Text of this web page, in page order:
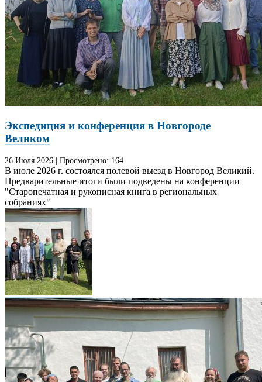
Экспедиция и конференция в Новгороде
Великом
26 Июля 2026 | Просмотрено: 164
В июле 2026 г. состоялся полевой выезд в Новгород Великий.
Предварительные итоги были подведены на конференции
"Старопечатная и рукописная книга в региональных
собраниях"